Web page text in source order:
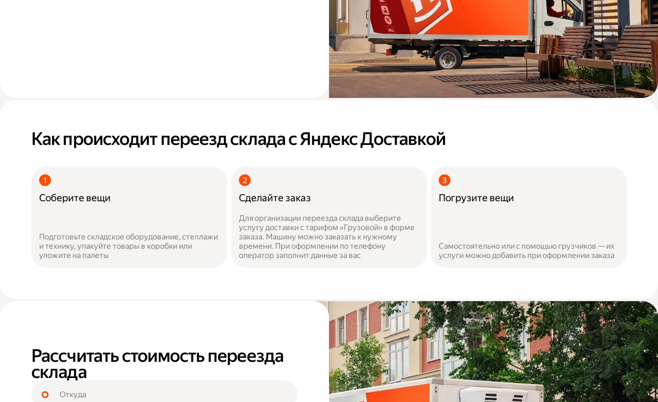
Как происходит переезд склада с Яндекс Доставкой
Соберите вещи
Подготовьте складское оборудование, стеллажи
и технику, упакуйте товары в коробки или
уложите на палеты
Сделайте заказ
Для организации переезда склада выберите
услугу доставки с тарифом «Грузовой» в форме
заказа. Машину можно заказать к нужному
времени. При оформлении по телефону
оператор заполнит данные за вас
Погрузите вещи
Самостоятельно или с помощью грузчиков — их
услуги можно добавить при оформлении заказа
Рассчитать стоимость переезда
склада